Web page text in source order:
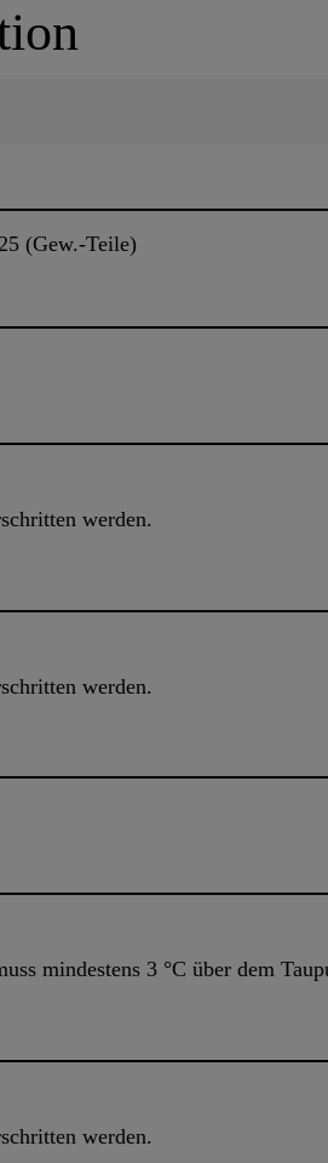
(Gew.-Teile)
werden.
werden.
mindestens 3 °C über dem
werden.